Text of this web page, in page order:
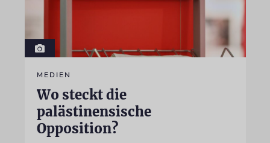
MEDIEN
Wo steckt die
palästinensische
Opposition?